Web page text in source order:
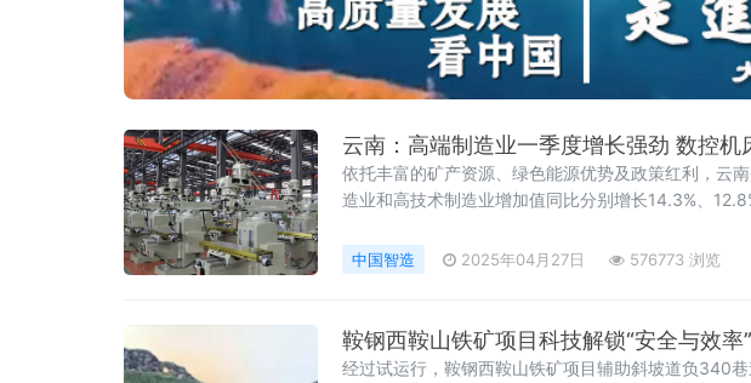
云南：高端制造业一季度增长强劲 数控机
依托丰富的矿产资源、绿色能源优势及政策红利，云
造业和高技术制造业增加值同比分别增长14.3%、
中国智造 2025年04月27日 576773 浏览
鞍钢西鞍山铁矿项目科技解锁“安全与效率”
经过试运行，鞍钢西鞍山铁矿项目辅助斜坡道负340